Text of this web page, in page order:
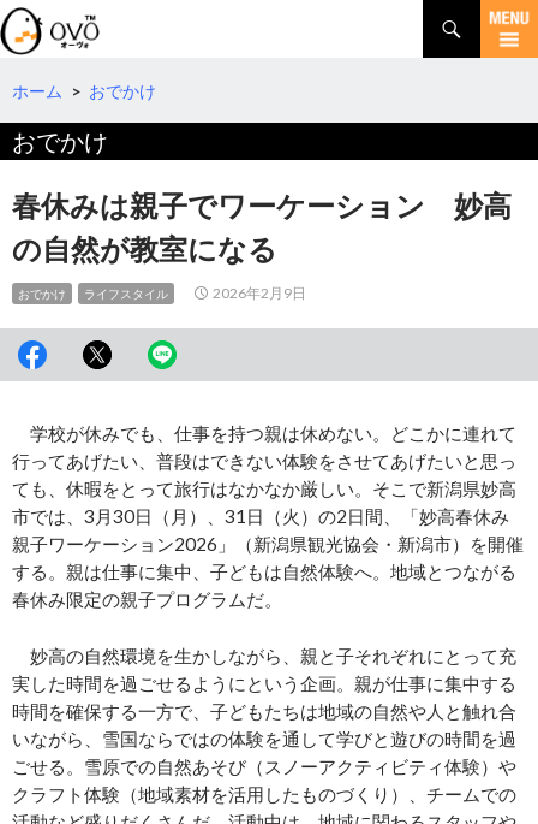
検
索
コ
テ
ツ
へ
移
動
ホーム > おでかけ
おでかけ
春休みは親子でワーケーション 妙高
の自然が教室になる
おでかけ ライフスタイル 2026年2月9日
学校が休みでも、仕事を持つ親は休めない。どこかに連れて
行ってあげたい、普段はできない体験をさせてあげたいと思っ
ても、休暇をとって旅行はなかなか厳しい。そこで新潟県妙高
市では、3月30日（月）、31日（火）の2日間、「妙高春休み
親子ワーケーション2026」（新潟県観光協会・新潟市）を開催
する。親は仕事に集中、子どもは自然体験へ。地域とつながる
春休み限定の親子プログラムだ。
妙高の自然環境を生かしながら、親と子それぞれにとって充
実した時間を過ごせるようにという企画。親が仕事に集中する
時間を確保する一方で、子どもたちは地域の自然や人と触れ合
いながら、雪国ならではの体験を通して学びと遊びの時間を過
ごせる。雪原での自然あそび（スノーアクティビティ体験）や
クラフト体験（地域素材を活用したものづくり）、チームでの